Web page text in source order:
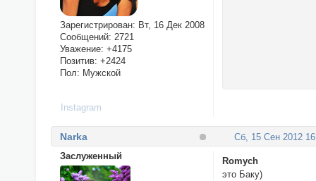
Зарегистрирован: Вт, 16 Дек 2008
Сообщений: 2721
Уважение: +4175
Позитив: +2424
Пол: Мужской
Instagram
Сб, 15 Сен 2012
Narka
Заслуженный
Romych
это Баку)